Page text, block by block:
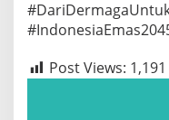
Post Views: 1,191